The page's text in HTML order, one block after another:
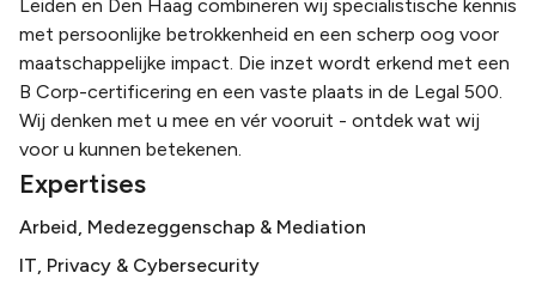
Leiden en Den Haag combineren wij specialistische kennis
met persoonlijke betrokkenheid en een scherp oog voor
maatschappelijke impact. Die inzet wordt erkend met een
B Corp-certificering en een vaste plaats in de Legal 500.
Wij denken met u mee en vér vooruit - ontdek wat wij
voor u kunnen betekenen.
Expertises
Arbeid, Medezeggenschap & Mediation
IT, Privacy & Cybersecurity